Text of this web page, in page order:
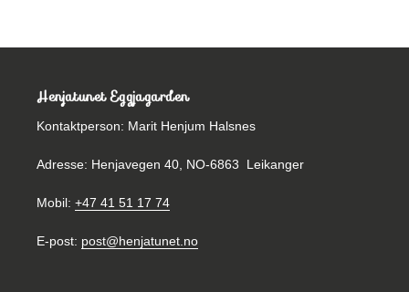
Henjatunet Eggjagarden
Kontaktperson: Marit Henjum Halsnes
Adresse: Henjavegen 40, NO-6863 Leikanger
Mobil: +47 41 51 17 74
E-post: post@henjatunet.no